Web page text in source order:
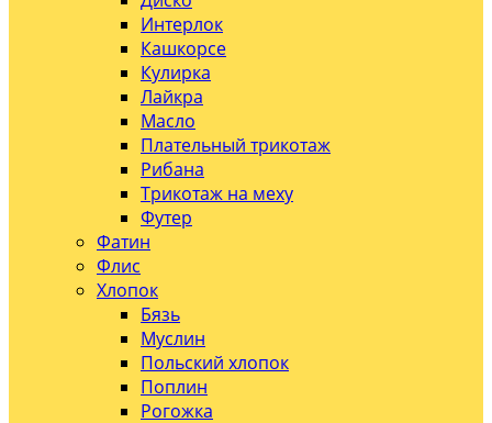
Интерлок
Кашкорсе
Кулирка
Лайкра
Масло
Плательный трикотаж
Рибана
Трикотаж на меху
Футер
Фатин
Флис
Хлопок
Бязь
Муслин
Польский хлопок
Поплин
Рогожка